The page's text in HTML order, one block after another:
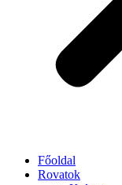
Főoldal
Rovatok